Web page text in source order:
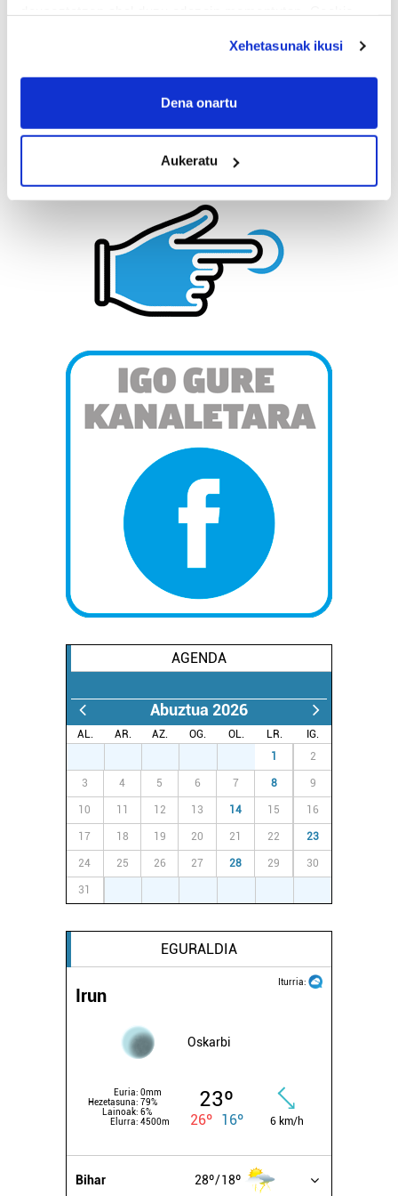
If you allow, we would also like to:
Collect information about your geographical
Identify your device by actively scanning it for
specific characteristics (fingerprinting)
Find out more about how your personal data is processed
and set your preferences in the
details section
Guk eta gure bazkideek zure datu pertsonalak
prozesatzen ditugu, zure IP zenbakia, besteak beste,
teknologia erabiliz, cookieak adibidez, iragarki eta eduki
neurtzeko, jendeari buruzko informazioa biltzeko eta
produktuak garatzeko. Zure datuak nork eta zertarako
erabiltzen dituen hauta dezakezu.
Bazkide batzuek ez dizute baimenik eskatzen, eta beren
interes komertzial legitimoetan babesten dira. Ikusi gure
bazkideen zerrenda, beren ustez zein helburutarako
duten interes legitimoa eta horren aurka nola egin
dezakezun ikusteko.
Lortu zure datu pertsonalak prozesatzeko moduari
buruzko informazio gehiago eta ezarri zure lehentasunak
datuen atalean. Edozein unetan alda edo ken dezakezu
fitxategiak erabiltzen ditu. Zure esperientzia eta
zerbitzuak hobetzeko asmoz, cookie teknologiaz
baliatzen gara. Ohar hau onartuz gero, teknologia hori
erabiltzeko baimen esplizitua ematen diguzu.
Gehiago
Xehetasunak ikusi
Dena onartu
Aukeratu
AGENDA
Abuztua 2026
AL. AR. AZ. OG. OL. LR.
IG.
1 2
3 4 5 6 7 8 9
10 11 12 13 14 15 16
17 18 19 20 21 22 23
24 25 26 27 28 29 30
31
EGURALDIA
Iturria:
Irun
Oskarbi
Euria: 0mm
Hezetasuna: 79%
Lainoak: 6%
Elurra: 4500m
23º
26º 16º 6 km/h
Bihar 28º 18º